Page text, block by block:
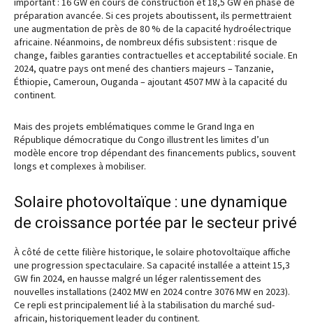
préparation avancée. Si ces projets aboutissent, ils permettraient
une augmentation de près de 80 % de la capacité hydroélectrique
africaine. Néanmoins, de nombreux défis subsistent : risque de
change, faibles garanties contractuelles et acceptabilité sociale. En
2024, quatre pays ont mené des chantiers majeurs – Tanzanie,
Éthiopie, Cameroun, Ouganda – ajoutant 4507 MW à la capacité du
continent.
Mais des projets emblématiques comme le Grand Inga en
République démocratique du Congo illustrent les limites d’un
modèle encore trop dépendant des financements publics, souvent
longs et complexes à mobiliser.
Solaire photovoltaïque : une dynamique
de croissance portée par le secteur privé
À côté de cette filière historique, le solaire photovoltaïque affiche
une progression spectaculaire. Sa capacité installée a atteint 15,3
GW fin 2024, en hausse malgré un léger ralentissement des
nouvelles installations (2402 MW en 2024 contre 3076 MW en 2023).
Ce repli est principalement lié à la stabilisation du marché sud-
africain, historiquement leader du continent.